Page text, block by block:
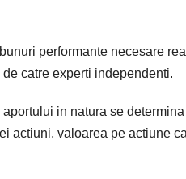
performante necesare
catre experti independenti.
in natura se
actiuni, valoarea pe actiune